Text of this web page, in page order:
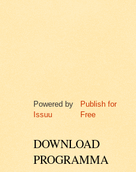
Powered by
Issuu
Publish for
Free
DOWNLOAD
PROGRAMMA